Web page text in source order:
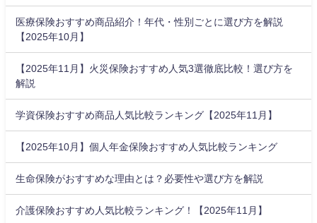
医療保険おすすめ商品紹介！年代・性別ごとに選び方を解説
【2025年10月】
【2025年11月】火災保険おすすめ人気3選徹底比較！選び方を
解説
学資保険おすすめ商品人気比較ランキング【2025年11月】
【2025年10月】個人年金保険おすすめ人気比較ランキング
生命保険がおすすめな理由とは？必要性や選び方を解説
介護保険おすすめ人気比較ランキング！【2025年11月】